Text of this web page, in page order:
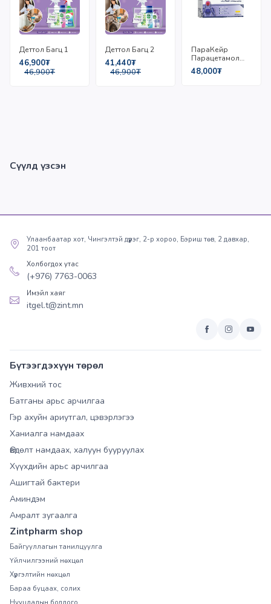
Деттол Багц 1
46,900₮
46,900₮
Деттол Багц 2
41,440₮
46,900₮
ПараКейр
Парацетамол
500мг/Капсул
№10
48,000₮
Сүүлд үзсэн
Улаанбаатар хот, Чингэлтэй дүүрэг, 2-р хороо, Бэриш төв, 2 давхар,
201 тоот
Холбогдох утас
(+976) 7763-0063
Имэйл хаяг
itgel.t@zint.mn
Бүтээгдэхүүн төрөл
Живхний тос
Батганы арьс арчилгаа
Гэр ахуйн ариутгал, цэвэрлэгээ
Ханиалга намдаах
Өвдөлт намдаах, халуун бууруулах
Хүүхдийн арьс арчилгаа
Ашигтай бактери
Аминдэм
Амралт зугаалга
Zintpharm shop
Байгууллагын танилцуулга
Үйлчилгээний нөхцөл
Хүргэлтийн нөхцөл
Бараа буцаах, солих